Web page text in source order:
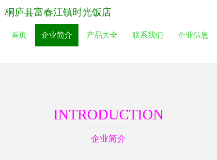
桐庐县富春江镇时光饭店
首页 企业简介 产品大全 联系我们 企业信息
INTRODUCTION
企业简介